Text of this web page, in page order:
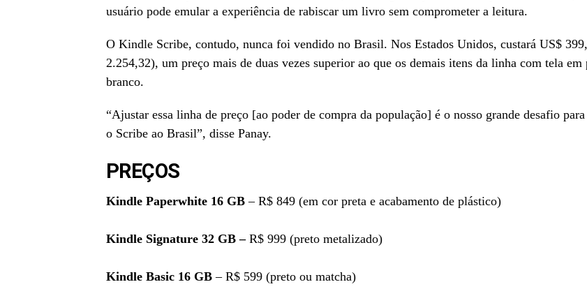
usuário pode emular a experiência de rabiscar um livro sem comprometer a leitura.
O Kindle Scribe, contudo, nunca foi vendido no Brasil. Nos Estados Unidos, custará US$
2.254,32), um preço mais de duas vezes superior ao que os demais itens da linha com tela em
branco.
“Ajustar essa linha de preço [ao poder de compra da população] é o nosso grande desafio
o Scribe ao Brasil”, disse Panay.
PREÇOS
Kindle Paperwhite 16 GB – R$ 849 (em cor preta e acabamento de plástico)
Kindle Signature 32 GB –R$ 999 (preto metalizado)
Kindle Basic 16 GB – R$ 599 (preto ou matcha)